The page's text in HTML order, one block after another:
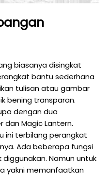
biasanya disingkat
bantu sederhana
tulisan atau gambar
bening transparan.
dengan dua
dan Magic Lantern.
ini terbilang perangkat
Ada beberapa fungsi
Namun untuk
yakni memanfaatkan